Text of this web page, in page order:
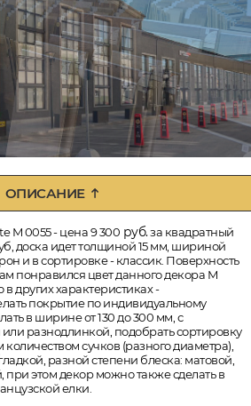
ОПИСАНИЕ
M 0055 - цена 9 300 руб.за квадратный
доска идет толщиной 15 мм, шириной
и в сортировке - классик. Поверхность
понравился цвет данного декора M
в других характеристиках -
покрытие по индивидуальному
в ширине от 130 до 300 мм, с
разнодлинкой, подобрать сортировку
сучков (разного диаметра),
разной степени блеска: матовой,
при этом декор можно также сделать в
елки.